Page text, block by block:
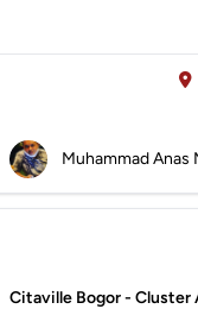
Muhammad Anas
Citaville Bogor - Cluster